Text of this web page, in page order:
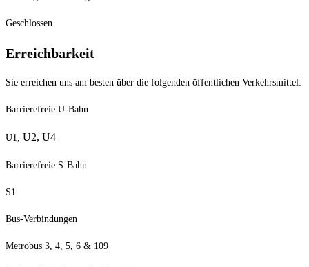
Geschlossen
Erreichbarkeit
Sie erreichen uns am besten über die folgenden öffentlichen Verkehrsmittel:
Barrierefreie U-Bahn
U1, U2, U4
Barrierefreie S-Bahn
S1
Bus-Verbindungen
Metrobus 3, 4, 5, 6 & 109